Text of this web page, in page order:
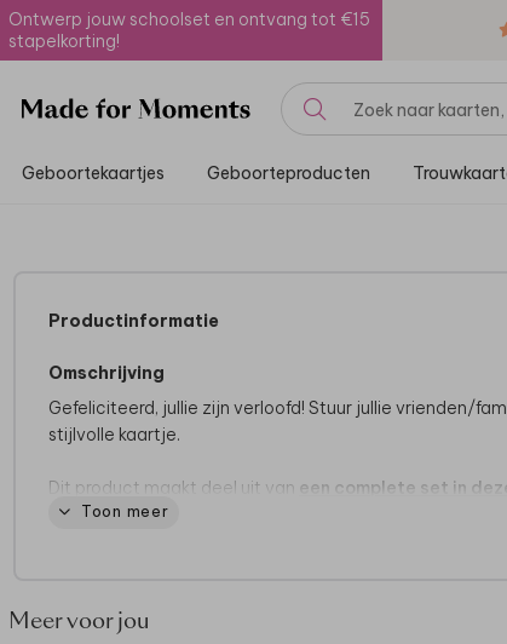
Ontwerp jouw schoolset en ontvang tot €15
stapelkorting!
Geboortekaartjes Geboorteproducten
Productinformatie
Omschrijving
Gefeliciteerd, jullie zijn verloofd! Stuur jullie vrienden/
stijlvolle kaartje.
Dit product maakt deel uit van een complete set in
Toon meer
Meer voor jou